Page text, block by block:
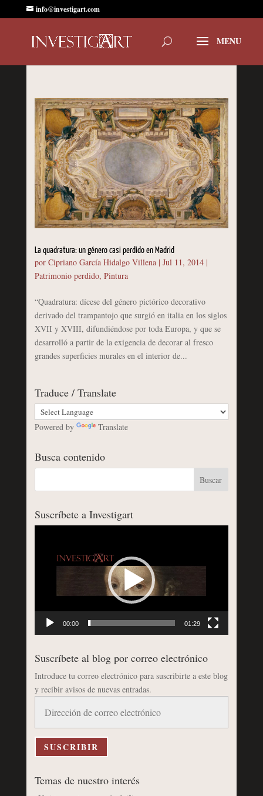
info@investigart.com
La quadratura: un género casi perdido en Madrid
por Cipriano García Hidalgo Villena| Jul 11, 2014|
Patrimonio perdido, Pintura
“Quadratura: dícese del género pictórico decorativo
derivado del trampantojo que surgió en italia en los siglos
XVII y XVIII, difundiéndose por toda Europa, y que se
desarrolló a partir de la exigencia de decorar al fresco
grandes superficies murales en el interior de...
Traduce / Translate
Powered by Translate
Busca contenido
Suscríbete a Investigart
00:00 01:29
Suscríbete al blog por correo electrónico
Introduce tu correo electrónico para suscribirte a este blog
y recibir avisos de nuevas entradas.
correo
electrónico
SUSCRIBIR
Temas de nuestro interés